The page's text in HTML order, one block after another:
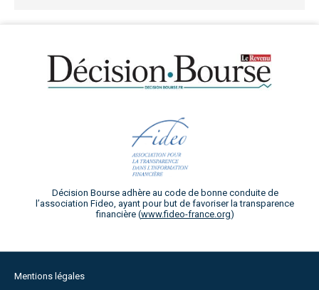
Décision Bourse adhère au code de bonne conduite de
l’association Fideo, ayant pour but de favoriser la transparence
financière (www.fideo-france.org)
Mentions légales